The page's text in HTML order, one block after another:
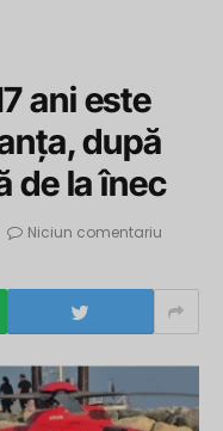
ani este
după
de la înec
Niciun comentariu